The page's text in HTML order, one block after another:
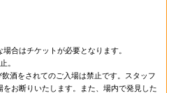
合はチケットが必要となります。
。
酒をされてのご入場は禁止です。スタッフ
お断りいたします。また、場内で発見した